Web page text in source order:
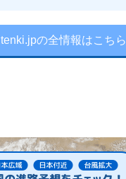
tenki.jpの全情報はこちら